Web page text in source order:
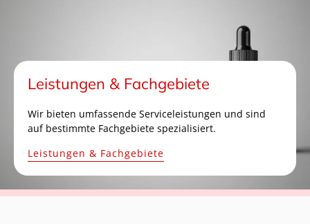
Leistungen & Fachgebiete
Wir bieten umfassende Serviceleistungen und sind
auf bestimmte Fachgebiete spezialisiert.
Leistungen & Fachgebiete